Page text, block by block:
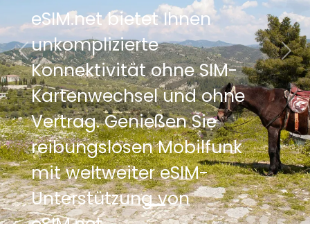
eSIM.net bietet Ihnen
unkomplizierte
Konnektivität ohne SIM-
Kartenwechsel und ohne
Vertrag. Genießen Sie
reibungslosen Mobilfunk
mit weltweiter eSIM-
Unterstützung von
eSIM.net.
Previous Next